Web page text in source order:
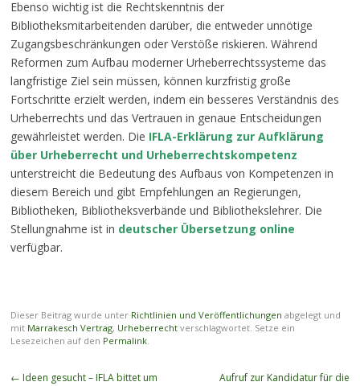
Ebenso wichtig ist die Rechtskenntnis der
Bibliotheksmitarbeitenden darüber, die entweder unnötige
Zugangsbeschränkungen oder Verstöße riskieren. Während
Reformen zum Aufbau moderner Urheberrechtssysteme das
langfristige Ziel sein müssen, können kurzfristig große
Fortschritte erzielt werden, indem ein besseres Verständnis des
Urheberrechts und das Vertrauen in genaue Entscheidungen
gewährleistet werden. Die IFLA-Erklärung zur Aufklärung
über Urheberrecht und Urheberrechtskompetenz
unterstreicht die Bedeutung des Aufbaus von Kompetenzen in
diesem Bereich und gibt Empfehlungen an Regierungen,
Bibliotheken, Bibliotheksverbände und Bibliothekslehrer. Die
Stellungnahme ist in deutscher Übersetzung online
verfügbar.
Dieser Beitrag wurde unter Richtlinien und Veröffentlichungen abgelegt und
mit Marrakesch Vertrag, Urheberrechtverschlagwortet. Setze ein
Lesezeichen auf den Permalink.
Beitragsnavigation
← Ideen gesucht – IFLA bittet um
Aufruf zur Kandidatur für die